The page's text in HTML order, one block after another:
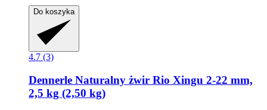
Do koszyka
4.7 (3)
Dennerle Naturalny żwir Rio Xingu 2-​22 mm,
2,5 kg (2,50 kg)